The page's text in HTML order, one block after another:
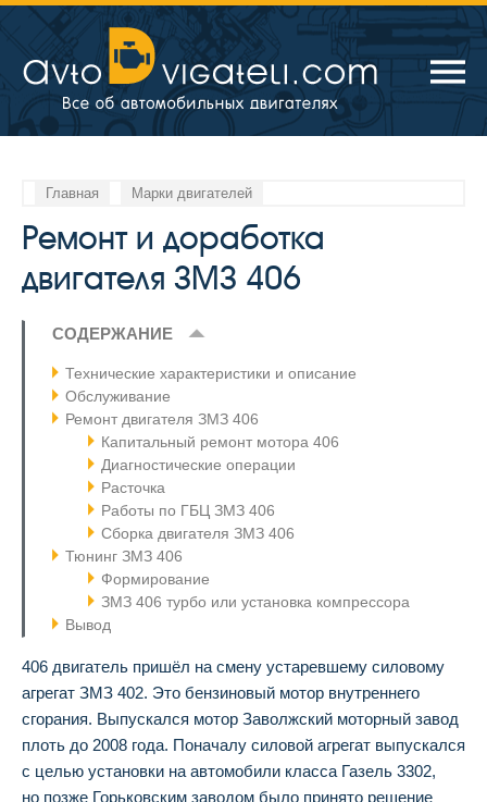
Главная Марки двигателей
Ремонт и доработка
двигателя ЗМЗ 406
СОДЕРЖАНИЕ
Технические характеристики и описание
Обслуживание
Ремонт двигателя ЗМЗ 406
Капитальный ремонт мотора 406
Диагностические операции
Расточка
Работы по ГБЦ ЗМЗ 406
Сборка двигателя ЗМЗ 406
Тюнинг ЗМЗ 406
Формирование
ЗМЗ 406 турбо или установка компрессора
Вывод
406 двигатель пришёл на смену устаревшему силовому
агрегат ЗМЗ 402. Это бензиновый мотор внутреннего
сгорания. Выпускался мотор Заволжский моторный завод
плоть до 2008 года. Поначалу силовой агрегат выпускался
с целью установки на автомобили класса Газель 3302,
но позже Горьковским заводом было принято решение